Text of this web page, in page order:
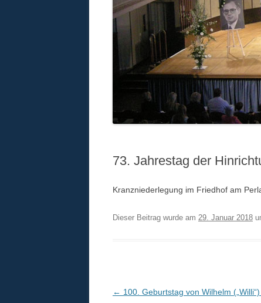
73. Jahrestag der
Kranzniederlegung im Friedhof am
Dieser Beitrag wurde am 29. Januar 2018
Beitragsnavigation
← 100. Geburtstag von Wilhelm